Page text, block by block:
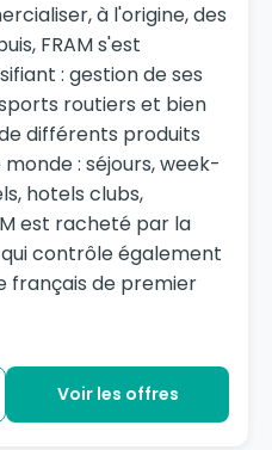
à l'origine, des
FRAM s'est
: gestion de ses
routiers et bien
différents produits
: séjours, week-
hotels clubs,
est racheté par la
contrôle également
français de premier
Voir les offres